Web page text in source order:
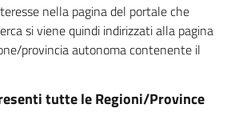
nella pagina del portale che
si viene quindi indirizzati alla pagina
provincia autonoma contenente il
tutte le Regioni/Province